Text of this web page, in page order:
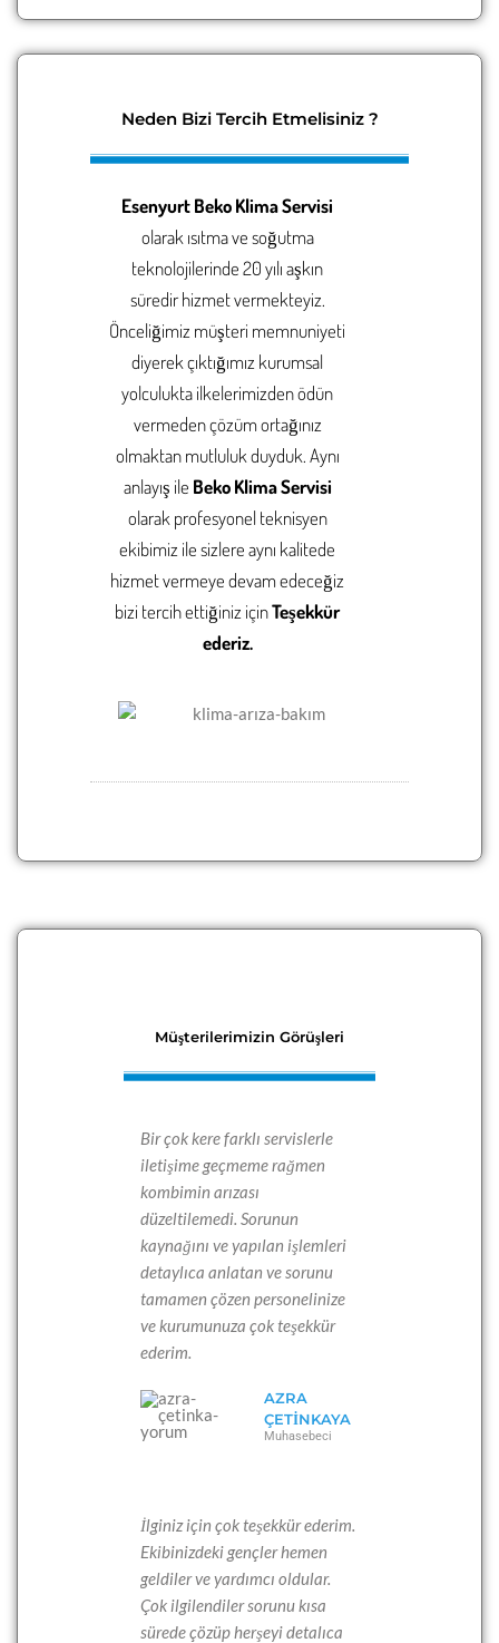
Neden Bizi Tercih Etmelisiniz ?
Esenyurt Beko Klima Servisi
olarak ısıtma ve soğutma
teknolojilerinde 20 yılı aşkın
süredir hizmet vermekteyiz.
Önceliğimiz müşteri memnuniyeti
diyerek çıktığımız kurumsal
yolculukta ilkelerimizden ödün
vermeden çözüm ortağınız
olmaktan mutluluk duyduk. Aynı
anlayış ile Beko Klima Servisi
olarakprofesyonelteknisyen
ekibimiz ile sizlere aynı kalitede
hizmet vermeye devam edeceğiz
bizi tercih ettiğiniz içinTeşekkür
ederiz.
Müşterilerimizin Görüşleri
Bir çok kere farklı servislerle
iletişime geçmeme rağmen
kombimin arızası
düzeltilemedi. Sorunun
kaynağını ve yapılan işlemleri
detaylıca anlatan ve sorunu
tamamen çözen personelinize
ve kurumunuza çok teşekkür
ederim.
AZRA
ÇETINKAYA
Muhasebeci
İlginiz için çok teşekkür ederim.
Ekibinizdeki gençler hemen
geldiler ve yardımcı oldular.
Çok ilgilendiler sorunu kısa
sürede çözüp herşeyi detalıca